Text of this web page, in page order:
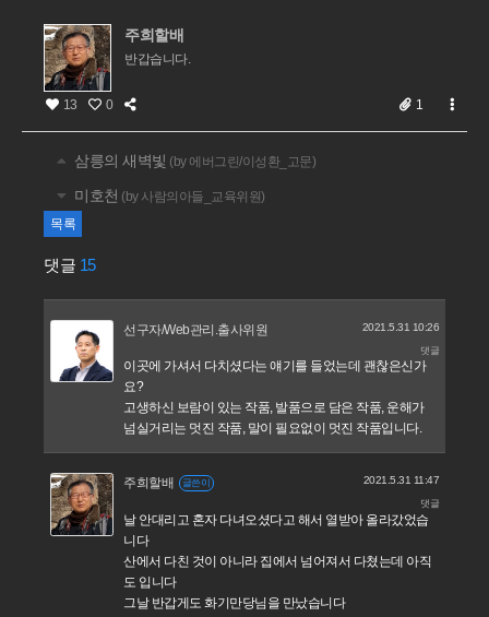
주희할배
반갑습니다.
13 0 1
삼릉의 새벽빛 (by 에버그린/이성환_고문)
미호천 (by 사람의아들_교육위원)
목록
댓글 15
선구자/Web관리.출사위원 2021.5.31 10:26
댓글
이곳에 가셔서 다치셨다는 얘기를 들었는데 괜찮은신가
요?
​​​​​고생하신 보람이 있는 작품, 발품으로 담은 작품, 운해가
넘실거리는 멋진 작품, 말이 필요없이 멋진 작품입니다.
주희할배 글쓴이 2021.5.31 11:47
댓글
날 안대리고 혼자 다녀오셨다고 해서 열받아 올라갔었습
니다
산에서 다친 것이 아니라 집에서 넘어져서 다쳤는데 아직
도 입니다
그날 반갑게도 화기만당님을 만났습니다